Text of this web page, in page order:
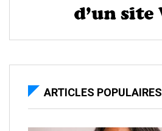
ARTICLES POPULAIRES